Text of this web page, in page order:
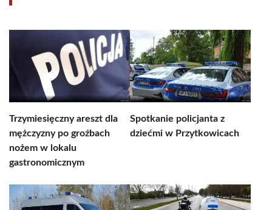
Trzymiesięczny areszt dla
mężczyzny po groźbach
nożem w lokalu
gastronomicznym
Spotkanie policjanta z
dziećmi w Przytkowicach